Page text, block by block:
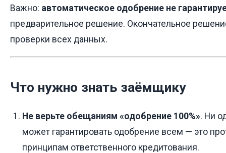
Важно: автоматическое одобрение не
предварительное решение. Окончательное
проверки всех данных.
Что нужно знать заёмщику
Не верьте обещаниям «одобрение 100%». Ни
может гарантировать одобрение всем — это
принципам ответственного кредитования.